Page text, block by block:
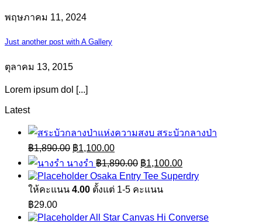
พฤษภาคม 11, 2024
Just another post with A Gallery
ตุลาคม 13, 2015
Lorem ipsum dol [...]
Latest
สระบัวกลางป่า
฿1,890.00 Original
price
was:
฿1,890.00.
฿1,100.00Current
price
is:
฿1,100.00.
นางรำ ฿1,890.00 Original
price
was:
฿1,890.00.
฿1,100.00Current
price
is:
Osaka Entry Tee Superdry
ให้คะแนน 4.00 ตั้งแต่ 1-5 คะแนน
฿29.00
All Star Canvas Hi Converse